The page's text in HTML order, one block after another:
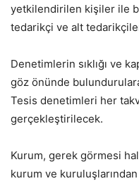
yetkilendirilen kişiler ile
tedarikçi ve alt
Denetimlerin sıklığı ve
göz önünde
Tesis denetimleri her
gerçekleştirilecek.
Kurum, gerek görmesi
kurum ve